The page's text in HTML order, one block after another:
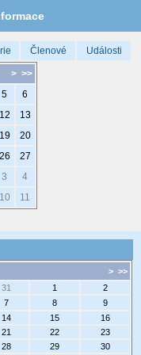
Členové Události
> >>
5
6
12
13
19
20
26
27
3
4
10 11
> >>
31 1
2
7 8
9
14 15
16
21 22
23
28 29
30